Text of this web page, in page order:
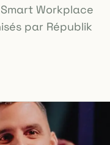
Workplace
par Républik